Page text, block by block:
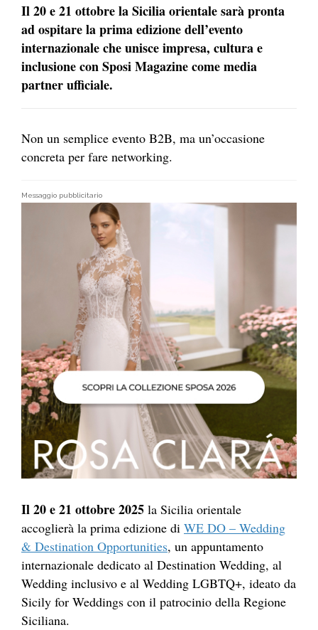
Il 20 e 21 ottobre la Sicilia orientale sarà pronta
ad ospitare la prima edizione dell’evento
internazionale che unisce impresa, cultura e
inclusione con Sposi Magazine come media
partner ufficiale.
Non un semplice evento B2B, ma un’occasione
concreta per fare networking.
Messaggio pubblicitario
Il 20 e 21 ottobre 2025 la Sicilia orientale
accoglierà la prima edizione di WE DO – Wedding
& Destination Opportunities, un appuntamento
internazionale dedicato al Destination Wedding, al
Wedding inclusivo e al Wedding LGBTQ+, ideato da
Sicily for Weddings con il patrocinio della Regione
Siciliana.